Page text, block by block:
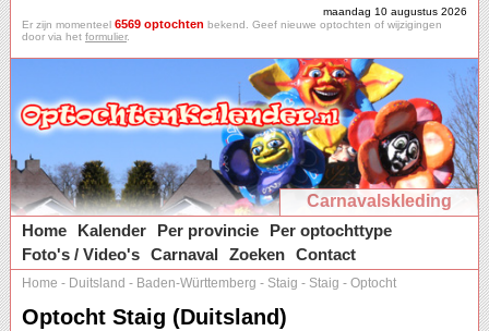
maandag 10 augustus 2026
Er zijn momenteel 6569 optochten bekend. Geef nieuwe optochten of wijzigingen
door via het formulier.
Carnavalskleding
Home
Kalender Per provincie
Per optochttype
Foto's / Video's Carnaval Zoeken Contact
Home - Duitsland - Baden-Württemberg - Staig - Staig - Optocht
Optocht Staig (Duitsland)